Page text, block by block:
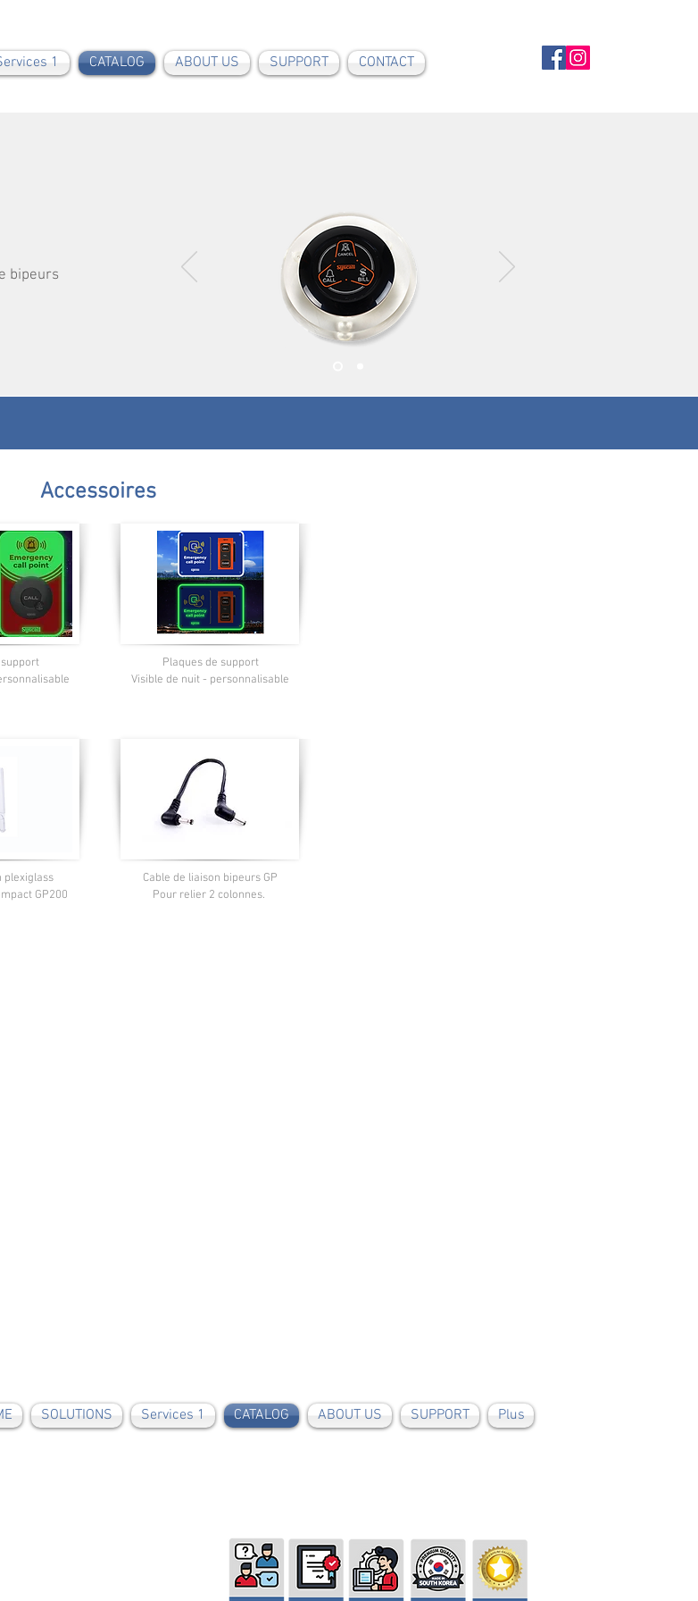
1 CATALOG ABOUT US SUPPORT CONTACT
bipeurs
Accessoires
plexiglass
GP200
Plaques de support
Visible de nuit - personnalisable
Cable de liaison bipeurs GP
Pour relier 2 colonnes.
SOLUTIONS Services 1 CATALOG ABOUT US SUPPORT Plus